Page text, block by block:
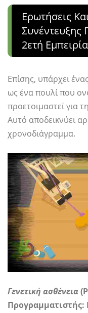
Ερωτήσεις
Συνέντευξης
2ετή Εμπειρία
Επίσης, υπάρχει
ως ένα πουλί που
προετοιμαστεί για
Αυτό αποδεικνύει
χρονοδιάγραμμα.
Γενετική ασθένεια
Προγραμματιστής: